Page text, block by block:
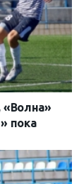
«Волна»
пока